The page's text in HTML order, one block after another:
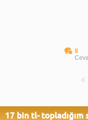
8
17 bin tl-